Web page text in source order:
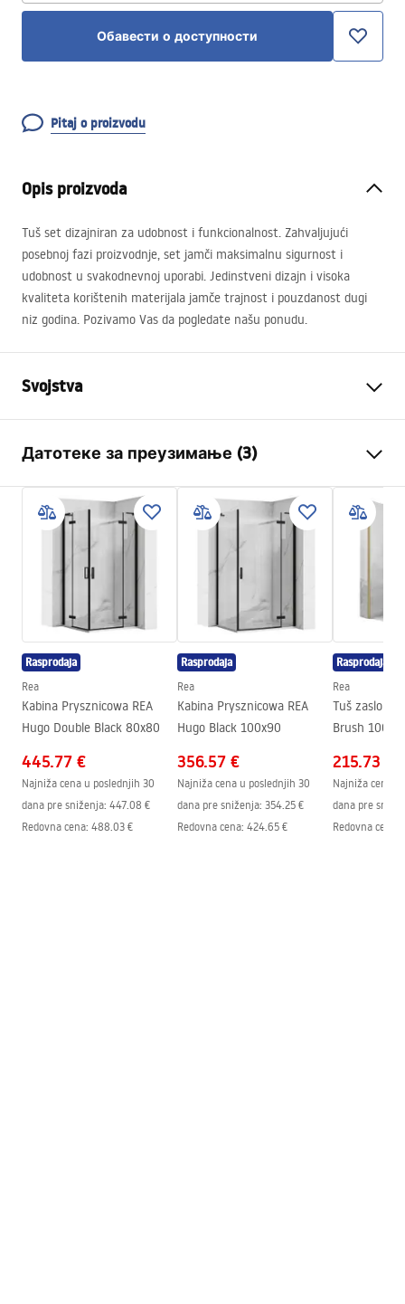
Обавести о доступности
Pitaj o proizvodu
Opis proizvoda
Tuš set dizajniran za udobnost i funkcionalnost. Zahvaljujući
posebnoj fazi proizvodnje, set jamči maksimalnu sigurnost i
udobnost u svakodnevnoj uporabi. Jedinstveni dizajn i visoka
kvaliteta korištenih materijala jamče trajnost i pouzdanost dugi
niz godina. Pozivamo Vas da pogledate našu ponudu.
Svojstva
Materijal
Mesing, ABS
Vrsta slavine
Jednoručna
Način montaže
Nadžbukni
Podešavanje visine
Max. visina
1360mm
Izljev za kadu
Da, pomična
Podešavanje tlaka
Sustav Anti-Calc
Да
Tehnologija premazivanja
Razmak priključaka
150mm
Jamstvo
24 mjeseca
Датотеке за преузимање (3)
Informacije o bezbednosti
Safety_Information_Shower_set.pdf
Garantni uslovi
Warranty_Terms_and_Conditions_Faucets_-_5.pdf
Uputstvo za montažu
shower_set.pdf
Rasprodaja
Rea
Kabina Prysznicowa REA
Hugo Double Black 80x80
445.77 €
Najniža cena u poslednjih 30
dana pre sniženja: 447.08 €
Redovna cena: 488.03 €
Rasprodaja
Rea
Kabina Prysznicowa REA
Hugo Black 100x90
356.57 €
Najniža cena u poslednjih 30
dana pre sniženja: 354.25 €
Redovna cena: 424.65 €
Rasprodaja
Rea
Tuš zaslon
Brush 100
215.73 €
Najniža cena
dana pre
Redovna cena